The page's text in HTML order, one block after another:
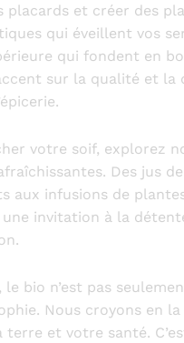
placards et créer des
qui éveillent vos
qui fondent en
sur la qualité et la
votre soif, explorez
Des jus
aux infusions de
une invitation à la
le bio n’est pas
Nous croyons en
terre et votre santé.